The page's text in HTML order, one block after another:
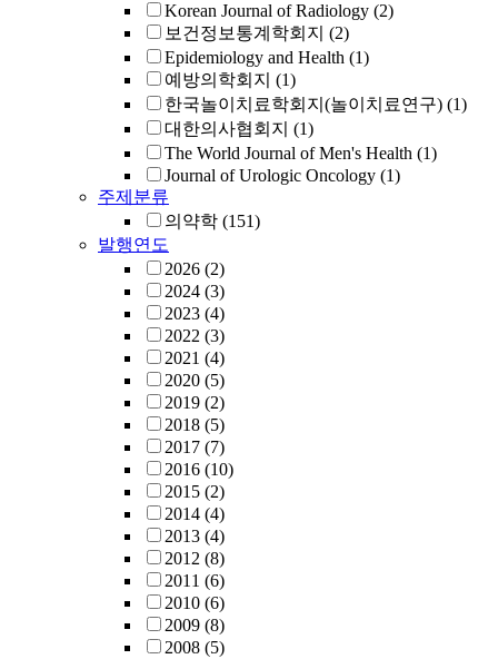
Korean Journal of Radiology (2)
보건정보통계학회지 (2)
Epidemiology and Health (1)
예방의학회지 (1)
한국놀이치료학회지(놀이치료연구) (1)
대한의사협회지 (1)
The World Journal of Men's Health (1)
Journal of Urologic Oncology (1)
주제분류
의약학 (151)
발행연도
2026 (2)
2024 (3)
2023 (4)
2022 (3)
2021 (4)
2020 (5)
2019 (2)
2018 (5)
2017 (7)
2016 (10)
2015 (2)
2014 (4)
2013 (4)
2012 (8)
2011 (6)
2010 (6)
2009 (8)
2008 (5)